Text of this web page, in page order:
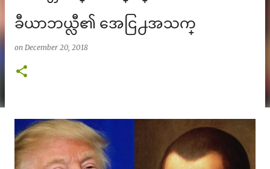
ခီယာဘယ္လီ၏ အေငြ႕အသက္
on December 20, 2018